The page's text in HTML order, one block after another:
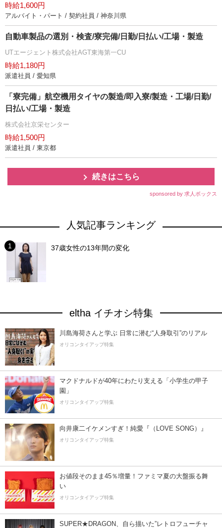
時給1,600円
アルバイト・パート / 契約社員 / 神奈川県
自動車製品の選別・検査/寮完備/日勤/日払い/工場・製造
UTエージェント株式会社AGT東海第一CU
時給1,180円
派遣社員 / 愛知県
「寮完備」航空機用タイヤの製造/即入寮/製造・工場/日勤/
日払い/工場・製造
株式会社京栄センター
時給1,500円
派遣社員 / 東京都
続きはこちら
sponsored by 求人ボックス
人気記事ランキング
37歳女性の13年間の変化
eltha イチオシ特集
川島海荷さんと学ぶ 日常に潜む“人身取引”のリアル
オリコンタイアップ特集
マクドナルドが40年にわたり支える「小学生の甲子
園」
オリコンタイアップ特集
向井康二イケメンすぎ！純愛『（LOVE SONG）』
オリコンタイアップ特集
お値段そのまま45％増量！ファミマ夏の大盤振る舞
い
オリコンタイアップ特集
SUPER★DRAGON、自ら描いた”レトロフューチャ